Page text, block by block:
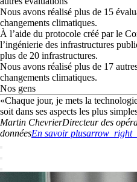
Nous avons réalisé plus de 15
changements climatiques.
À l’aide du protocole créé par le
l’ingénierie des infrastructures
plus de 20 infrastructures.
Nous avons réalisé plus de 17
changements climatiques.
Nos gens
«Chaque jour, je mets la
soit dans ses aspects les plus
Martin ChevrierDirecteur des
donnéesEn savoir plus